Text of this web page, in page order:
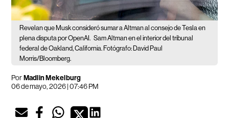
Revelan que Musk consideró sumar a Altman al consejo de Tesla en
plena disputa por OpenAI. Sam Altman en el interior del tribunal
federal de Oakland, California. Fotógrafo: David Paul
Morris/Bloomberg.
PorMadlin Mekelburg
06 de mayo, 2026 | 07:46 PM